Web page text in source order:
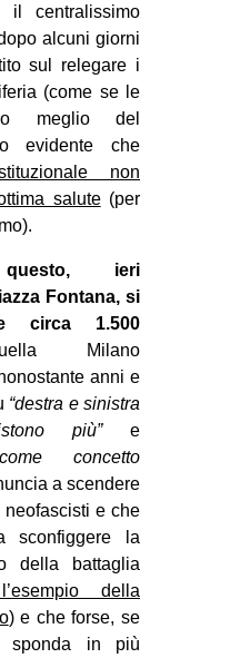
ORIENTE
centralissimo
alcuni giorni
sul relegare i
(come se le
meglio del
evidente che
non
salute(per
questo, ieri
Fontana, si
circa 1.500
Milano
anni e
“destra e sinistra
più”e
concetto
a scendere
e che
sconfiggere la
della battaglia
della
) e che forse, se
sponda in più